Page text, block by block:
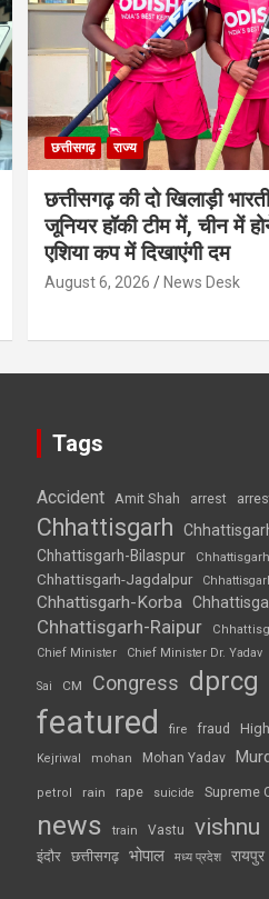
छत्तीसगढ़ राज्य
छत्तीसगढ़ की दो खिलाड़ी
जूनियर हॉकी टीम में, चीन में
एशिया कप में दिखाएंगी दम
August 6, 2026 News Desk
Tags
Accident Amit Shah arrest
Chhattisgarh
Chhattisgarh-Bilaspur
Chhattisgarh-Jagdalpur
Chhattisgarh-Korba
Chhattisgarh-Raipur
Chief Minister
Chief Minister Dr. Yadav
Sai CM Congress dprcg
featured fire fraud
Kejriwal mohan Mohan Yadav
petrol rain rape suicide Supreme
news
train Vastu vishnu
इंदौर छत्तीसगढ़ भोपाल मध्य प्रदेश रायपुर